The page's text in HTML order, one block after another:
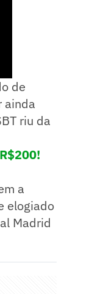
de
ainda
riu da
a
elogiado
Madrid